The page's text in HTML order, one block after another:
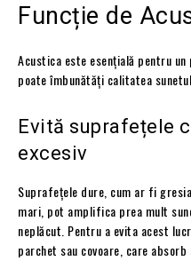
Funcție de
Acustica este esențială pentru
poate îmbunătăți calitatea
Evită suprafețele
excesiv
Suprafețele dure, cum ar fi
mari, pot amplifica prea mult
neplăcut. Pentru a evita acest
parchet sau covoare, care absorb